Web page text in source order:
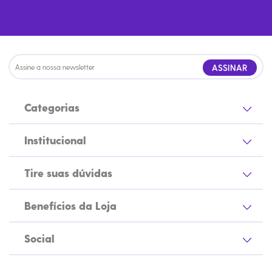
ASSINAR
Categorias
Institucional
Tire suas dúvidas
Benefícios da Loja
Social